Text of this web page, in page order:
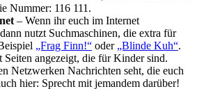
Nummer: 116 111.
– Wenn ihr euch im Internet
nutzt Suchmaschinen, die extra für
„Frag Finn!“ oder „Blinde Kuh“.
Seiten angezeigt, die für Kinder sind.
Netzwerken Nachrichten seht, die euch
hier: Sprecht mit jemandem darüber!